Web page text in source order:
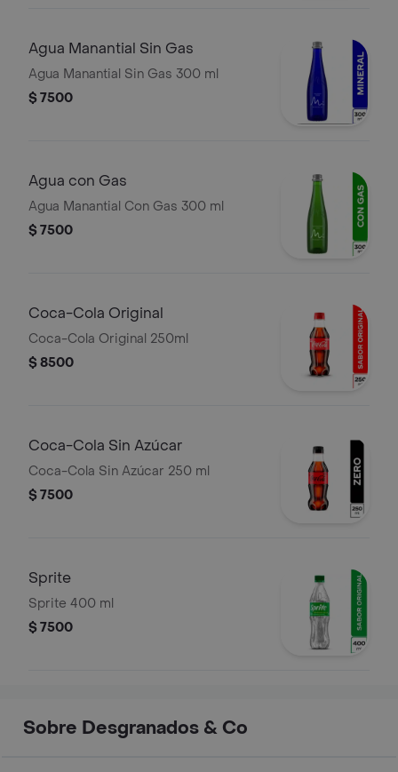
Agua Manantial Sin Gas
Agua Manantial Sin Gas 300 ml
$ 7500
Agua con Gas
Agua Manantial Con Gas 300 ml
$ 7500
Coca-Cola Original
Coca-Cola Original 250ml
$ 8500
Coca-Cola Sin Azúcar
Coca-Cola Sin Azúcar 250 ml
$ 7500
Sprite
Sprite 400 ml
$ 7500
Sobre Desgranados & Co